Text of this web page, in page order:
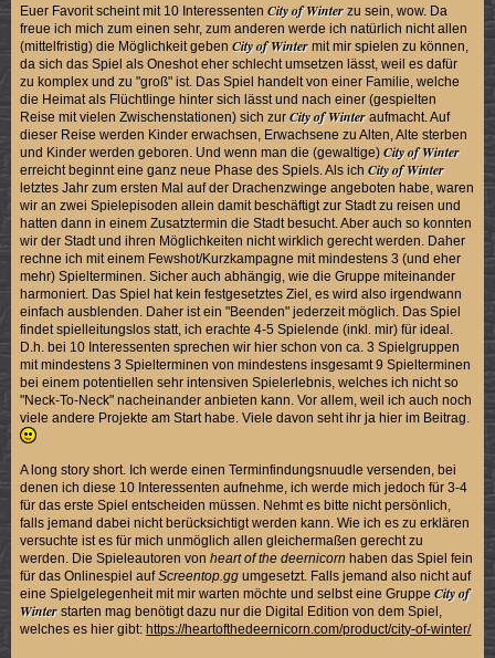
Euer Favorit scheint mit 10 InteressentenCity of Winterzu sein, wow. Da
freue ich mich zum einen sehr, zum anderen werde ich natürlich nicht allen
(mittelfristig) die Möglichkeit gebenCity of Wintermit mir spielen zu können,
da sich das Spiel als Oneshot eher schlecht umsetzen lässt, weil es dafür
zu komplex und zu "groß" ist. Das Spiel handelt von einer Familie, welche
die Heimat als Flüchtlinge hinter sich lässt und nach einer (gespielten
Reise mit vielen Zwischenstationen) sich zurCity of Winteraufmacht. Auf
dieser Reise werden Kinder erwachsen, Erwachsene zu Alten, Alte sterben
und Kinder werden geboren. Und wenn man die (gewaltige)City of Winter
erreicht beginnt eine ganz neue Phase des Spiels. Als ichCity of Winter
letztes Jahr zum ersten Mal auf der Drachenzwinge angeboten habe, waren
wir an zwei Spielepisoden allein damit beschäftigt zur Stadt zu reisen und
hatten dann in einem Zusatztermin die Stadt besucht. Aber auch so konnten
wir der Stadt und ihren Möglichkeiten nicht wirklich gerecht werden. Daher
rechne ich mit einem Fewshot/Kurzkampagne mit mindestens 3 (und eher
mehr) Spielterminen. Sicher auch abhängig, wie die Gruppe miteinander
harmoniert. Das Spiel hat kein festgesetztes Ziel, es wird also irgendwann
einfach ausblenden. Daher ist ein "Beenden" jederzeit möglich. Das Spiel
findet spielleitungslos statt, ich erachte 4-5 Spielende (inkl. mir) für ideal.
D.h. bei 10 Interessenten sprechen wir hier schon von ca. 3 Spielgruppen
mit mindestens 3 Spielterminen von mindestens insgesamt 9 Spielterminen
bei einem potentiellen sehr intensiven Spielerlebnis, welches ich nicht so
"Neck-To-Neck" nacheinander anbieten kann. Vor allem, weil ich auch noch
viele andere Projekte am Start habe. Viele davon seht ihr ja hier im Beitrag.
A long story short. Ich werde einen Terminfindungsnuudle versenden, bei
denen ich diese 10 Interessenten aufnehme, ich werde mich jedoch für 3-4
für das erste Spiel entscheiden müssen. Nehmt es bitte nicht persönlich,
falls jemand dabei nicht berücksichtigt werden kann. Wie ich es zu erklären
versuchte ist es für mich unmöglich allen gleichermaßen gerecht zu
werden. Die Spieleautoren vonheart of the deernicorn haben das Spiel fein
für das Onlinespiel aufScreentop.gg umgesetzt. Falls jemand also nicht auf
eine Spielgelegenheit mit mir warten möchte und selbst eine GruppeCity of
Winterstarten mag benötigt dazu nur die Digital Edition von dem Spiel,
welches es hier gibt: https://heartofthedeernicorn.com/product/city-of-winter/